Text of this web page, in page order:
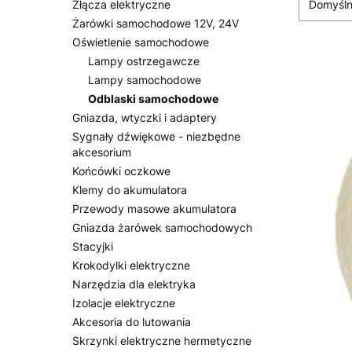
Złącza elektryczne
Żarówki samochodowe 12V, 24V
Oświetlenie samochodowe
Lampy ostrzegawcze
Lampy samochodowe
Odblaski samochodowe
Gniazda, wtyczki i adaptery
Sygnały dźwiękowe - niezbędne
akcesorium
Końcówki oczkowe
Klemy do akumulatora
Przewody masowe akumulatora
Gniazda żarówek samochodowych
Stacyjki
Krokodylki elektryczne
Narzędzia dla elektryka
Izolacje elektryczne
Akcesoria do lutowania
Skrzynki elektryczne hermetyczne